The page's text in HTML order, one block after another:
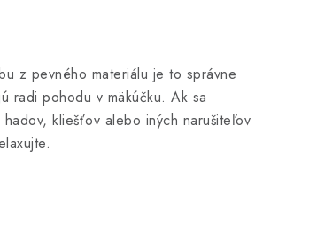
z pevného materiálu je to správne
radi pohodu v mäkúčku. Ak sa
kliešťov alebo iných narušiteľov